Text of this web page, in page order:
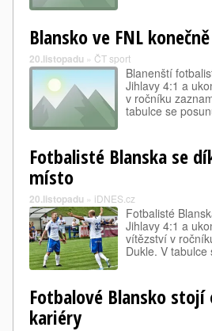
Blansko ve FNL
20.listopadu » ČT sport
Blanenští
Jihlavy 4:1 a
v ročníku
tabulce se
Fotbalisté Blanska se
místo
20.listopadu » iDNES.cz
Fotbalisté
Jihlavy 4:1 a
vítězství v
Dukle. V
Fotbalové Blansko stojí
kariéry